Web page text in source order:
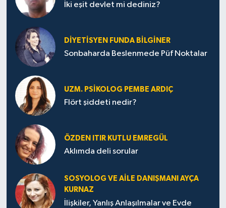
İki eşit devlet mi dediniz?
DIYETISYEN FUNDA BILGINER
Sonbaharda Beslenmede Püf Noktalar
UZM. PSIKOLOG PEMBE ARDIÇ
Flört şiddeti nedir?
ÖZDEN ITIR KUTLU EMREGÜL
Aklımda deli sorular
SOSYOLOG VE AILE DANIŞMANI AYÇA
KURNAZ
İlişkiler, Yanlış Anlaşılmalar ve Evde
GÜNEY KIBRIS
İÇ HABERLER
KÜLTÜR SANAT
LAPTA
LEFKOŞA
MAGAZİN
ÖZEL HABER